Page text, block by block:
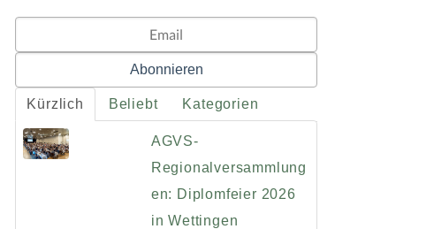
Kürzlich Beliebt Kategorien
AGVS-
Regionalversammlung
en: Diplomfeier 2026
in Wettingen